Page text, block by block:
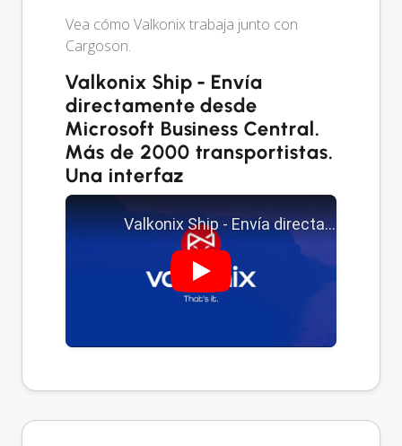
Vea cómo Valkonix trabaja junto con
Cargoson.
Valkonix Ship - Envía
directamente desde
Microsoft Business Central.
Más de 2000 transportistas.
Una interfaz